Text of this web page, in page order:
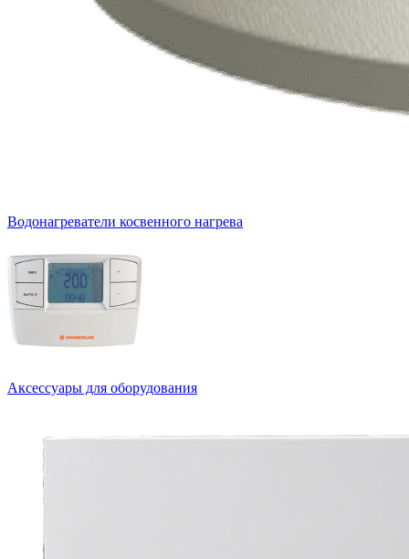
Водонагреватели косвенного нагрева
Аксессуары для оборудования